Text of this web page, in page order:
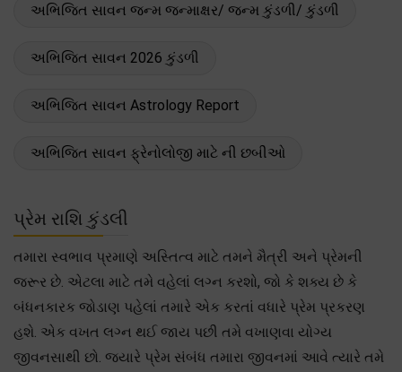
અભિજિત સાવન જન્મ જન્માક્ષર/ જન્મ કુંડળી/ કુંડળી
અભિજિત સાવન 2026 કુંડળી
અભિજિત સાવન Astrology Report
અભિજિત સાવન ફ્રેનોલોજી માટે ની છબીઓ
પ્રેમ રાશિ કુંડલી
તમારા સ્વભાવ પ્રમાણે અસ્તિત્વ માટે તમને મૈત્રી અને પ્રેમની
જરૂર છે. એટલા માટે તમે વહેલાં લગ્ન કરશો, જો કે શક્ય છે કે
બંધનકારક જોડાણ પહેલાં તમારે એક કરતાં વધારે પ્રેમ પ્રકરણ
હશે. એક વખત લગ્ન થઈ જાય પછી તમે વખાણવા યોગ્ય
જીવનસાથી છો. જ્યારે પ્રેમ સંબંધ તમારા જીવનમાં આવે ત્યારે તમે